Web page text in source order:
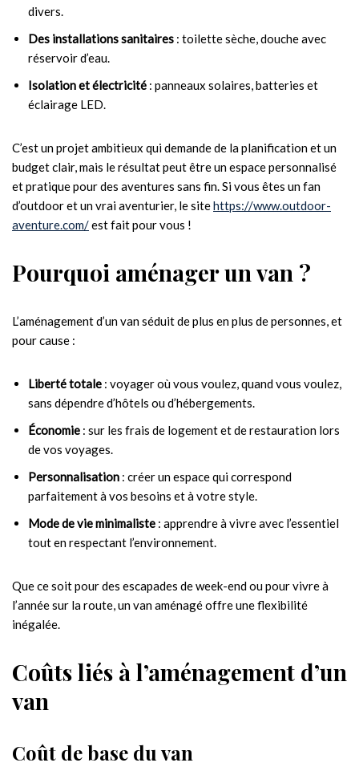
divers.
Des installations sanitaires : toilette sèche, douche avec
réservoir d’eau.
Isolation et électricité : panneaux solaires, batteries et
éclairage LED.
C’est un projet ambitieux qui demande de la planification et un
budget clair, mais le résultat peut être un espace personnalisé
et pratique pour des aventures sans fin. Si vous êtes un fan
d’outdoor et un vrai aventurier, le sitehttps://www.outdoor-
aventure.com/est fait pour vous !
Pourquoi aménager un van ?
L’aménagement d’un van séduit de plus en plus de personnes, et
pour cause :
Liberté totale : voyager où vous voulez, quand vous voulez,
sans dépendre d’hôtels ou d’hébergements.
Économie : sur les frais de logement et de restauration lors
de vos voyages.
Personnalisation : créer un espace qui correspond
parfaitement à vos besoins et à votre style.
Mode de vie minimaliste : apprendre à vivre avec l’essentiel
tout en respectant l’environnement.
Que ce soit pour des escapades de week-end ou pour vivre à
l’année sur la route, un van aménagé offre une flexibilité
inégalée.
Coûts liés à l’aménagement d’un
van
Coût de base du van